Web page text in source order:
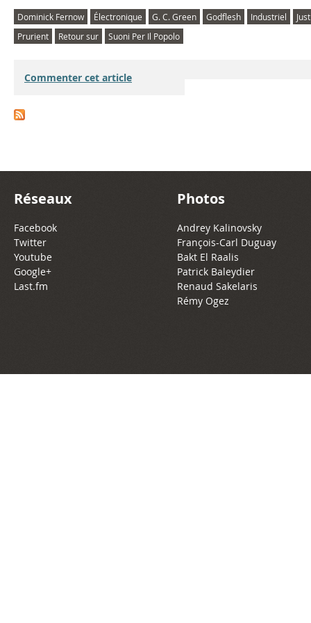
Dominick Fernow Électronique G. C. Green Godflesh Industriel
Prurient
Retour sur Suoni Per Il Popolo
Commenter cet article
Réseaux
Facebook
Twitter
Youtube
Google+
Last.fm
Photos
Andrey Kalinovsky
François-Carl Duguay
Bakt El Raalis
Patrick Baleydier
Renaud Sakelaris
Rémy Ogez